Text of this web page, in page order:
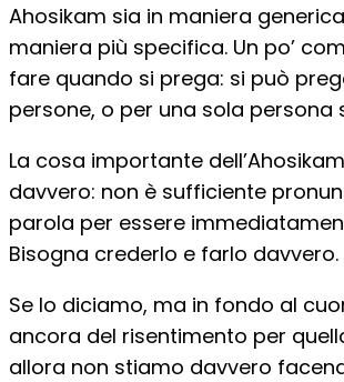
Ahosikam sia in maniera
maniera più specifica. Un po’
fare quando si prega: si può
persone, o per una sola persona
La cosa importante
davvero: non è sufficiente
parola per essere
Bisogna crederlo e farlo davvero.
Se lo diciamo, ma in fondo al
ancora del risentimento per
allora non stiamo davvero